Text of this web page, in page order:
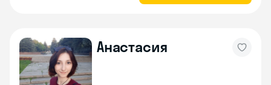
Анастасия